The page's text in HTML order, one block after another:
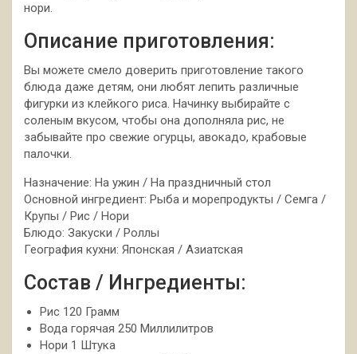
нори.
Описание приготовления:
Вы можете смело доверить приготовление такого
блюда даже детям, они любят лепить различные
фигурки из клейкого риса. Начинку выбирайте с
соленым вкусом, чтобы она дополняла рис, не
забывайте про свежие огурцы, авокадо, крабовые
палочки.
Назначение: На ужин / На праздничный стол
Основной ингредиент: Рыба и морепродукты / Семга /
Крупы / Рис / Нори
Блюдо: Закуски / Роллы
География кухни: Японская / Азиатская
Состав / Ингредиенты:
Рис 120 Грамм
Вода горячая 250 Миллилитров
Нори 1 Штука